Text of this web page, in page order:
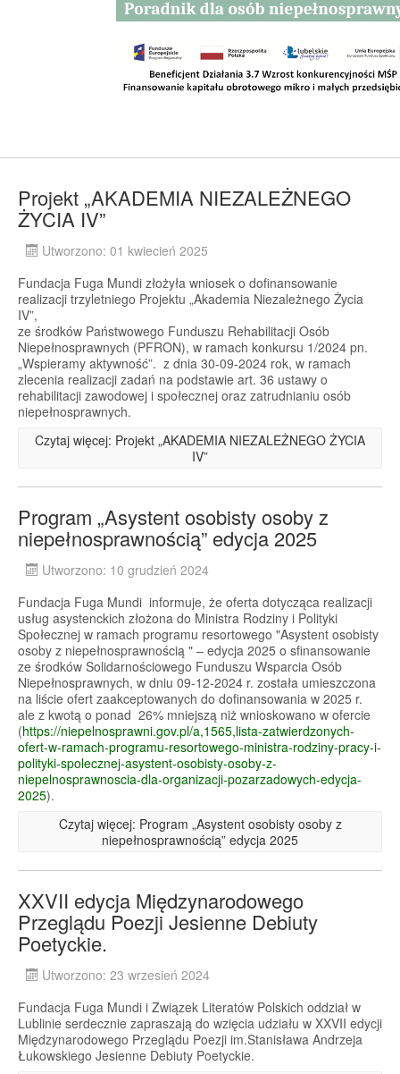
Projekt „AKADEMIA NIEZALEŻNEGO
ŻYCIA IV”
Utworzono: 01 kwiecień 2025
Fundacja Fuga Mundi złożyła wniosek o dofinansowanie
realizacji trzyletniego Projektu „Akademia Niezależnego Życia
IV”,
ze środków Państwowego Funduszu Rehabilitacji Osób
Niepełnosprawnych (PFRON), w ramach konkursu 1/2024 pn.
„Wspieramy aktywność”. z dnia 30-09-2024 rok, w ramach
zlecenia realizacji zadań na podstawie art. 36 ustawy o
rehabilitacji zawodowej i społecznej oraz zatrudnianiu osób
niepełnosprawnych.
Czytaj więcej: Projekt „AKADEMIA NIEZALEŻNEGO ŻYCIA
IV”
Program „Asystent osobisty osoby z
niepełnosprawnością” edycja 2025
Utworzono: 10 grudzień 2024
Fundacja Fuga Mundi informuje, że oferta dotycząca realizacji
usług asystenckich złożona do Ministra Rodziny i Polityki
Społecznej w ramach programu resortowego "Asystent osobisty
osoby z niepełnosprawnością " – edycja 2025 o sfinansowanie
ze środków Solidarnościowego Funduszu Wsparcia Osób
Niepełnosprawnych, w dniu 09-12-2024 r. została umieszczona
na liście ofert zaakceptowanych do dofinansowania w 2025 r.
ale z kwotą o ponad 26% mniejszą niż wnioskowano w ofercie
(https://niepelnosprawni.gov.pl/a,1565,lista-zatwierdzonych-
ofert-w-ramach-programu-resortowego-ministra-rodziny-pracy-i-
polityki-spolecznej-asystent-osobisty-osoby-z-
niepelnosprawnoscia-dla-organizacji-pozarzadowych-edycja-
2025).
Czytaj więcej: Program „Asystent osobisty osoby z
niepełnosprawnością” edycja 2025
XXVII edycja Międzynarodowego
Przeglądu Poezji Jesienne Debiuty
Poetyckie.
Utworzono: 23 wrzesień 2024
Fundacja Fuga Mundi i Związek Literatów Polskich oddział w
Lublinie serdecznie zapraszają do wzięcia udziału w XXVII edycji
Międzynarodowego Przeglądu Poezji im.Stanisława Andrzeja
Łukowskiego Jesienne Debiuty Poetyckie.